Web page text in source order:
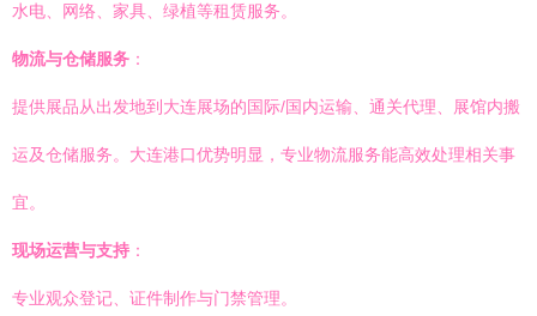
水电、网络、家具、绿植等租赁服务。
物流与仓储服务 ：
提供展品从出发地到大连展场的国际/国内运输、通关代理、展馆内搬
运及仓储服务。大连港口优势明显，专业物流服务能高效处理相关事
宜。
现场运营与支持 ：
专业观众登记、证件制作与门禁管理。